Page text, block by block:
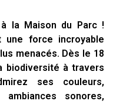
la Maison du Parc !
une force incroyable
menacés. Dès le 18
biodiversité à travers
ses couleurs,
sonores,